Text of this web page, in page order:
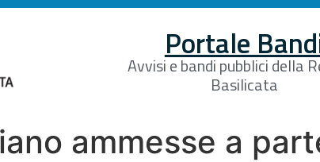
Portale
Avvisi e bandi pubblici della
Basilicata
ammesse a